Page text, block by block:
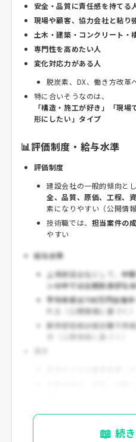
安全・品質に責任感を持てる
現場や顧客、協力会社と粘り
土木・建築・コンクリート・
専門性を高めたい人
変化対応力がある人
脱炭素、DX、働き方改革
特に合いそうなのは、
「構造・施工が好き」「現
形にしたい」タイプ
📊評価制度・給与水準
評価制度
建設会社の一般的傾向とし
全、品質、原価、工程、
素になりやすい（公開情報
技術職では、 担当案件の
やすい
給与水準
上場建設会社として、中
ンの中では比較的良好な
平均年収は700万円台後
れる（公開情報に基づく）
新卒初任給は総合職で月
安（公開情報に基づく）
📖 続